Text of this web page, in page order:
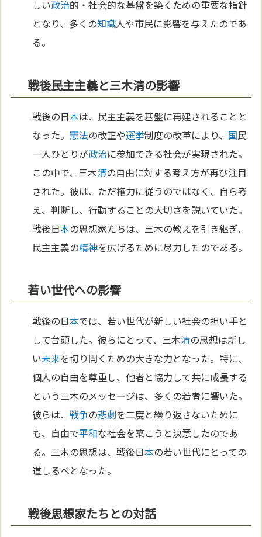
しい政治的・社会的な基盤を築くための重要な指針
となり、多くの知識人や市民に影響を与えたのであ
る。
戦後民主主義と三木清の影響
戦後の日本は、民主主義を基盤に再建されることと
なった。憲法の改正や選挙制度の改革により、 国民
一人ひとりが政治に参加できる社会が実現された。
この中で、三木清の自由に対する考え方が再び注目
された。彼は、ただ権力に従うのではなく、自ら考
え、判断し、行動することの大切さを説いていた。
戦後日本の思想家たちは、三木の教えを引き継ぎ、
民主主義の精神を広げるために尽力したのである。
若い世代への影響
戦後の日本では、若い世代が新しい社会の担い手と
して台頭した。彼らにとって、三木清の思想は新し
い未来を切り開くための大きな力となった。特に、
個人の自由を尊重し、他者と協力して共に成長する
という三木のメッセージは、多くの若者に響いた。
彼らは、戦争の悲劇を二度と繰り返さないために
も、自由で平和な社会を築こうと決意したのであ
る。三木の思想は、戦後日本の若い世代にとっての
道しるべとなった。
戦後思想家たちとの対話